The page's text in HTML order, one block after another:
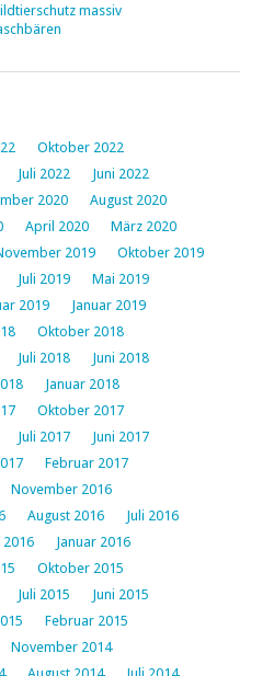
massiv
Oktober 2022
Juli 2022
Juni 2022
2020
August 2020
April 2020
März 2020
2019
Oktober 2019
Juli 2019
Mai 2019
2019
Januar 2019
Oktober 2018
Juli 2018
Juni 2018
Januar 2018
Oktober 2017
Juli 2017
Juni 2017
Februar 2017
November 2016
August 2016
Juli 2016
2016
Januar 2016
Oktober 2015
Juli 2015
Juni 2015
Februar 2015
November 2014